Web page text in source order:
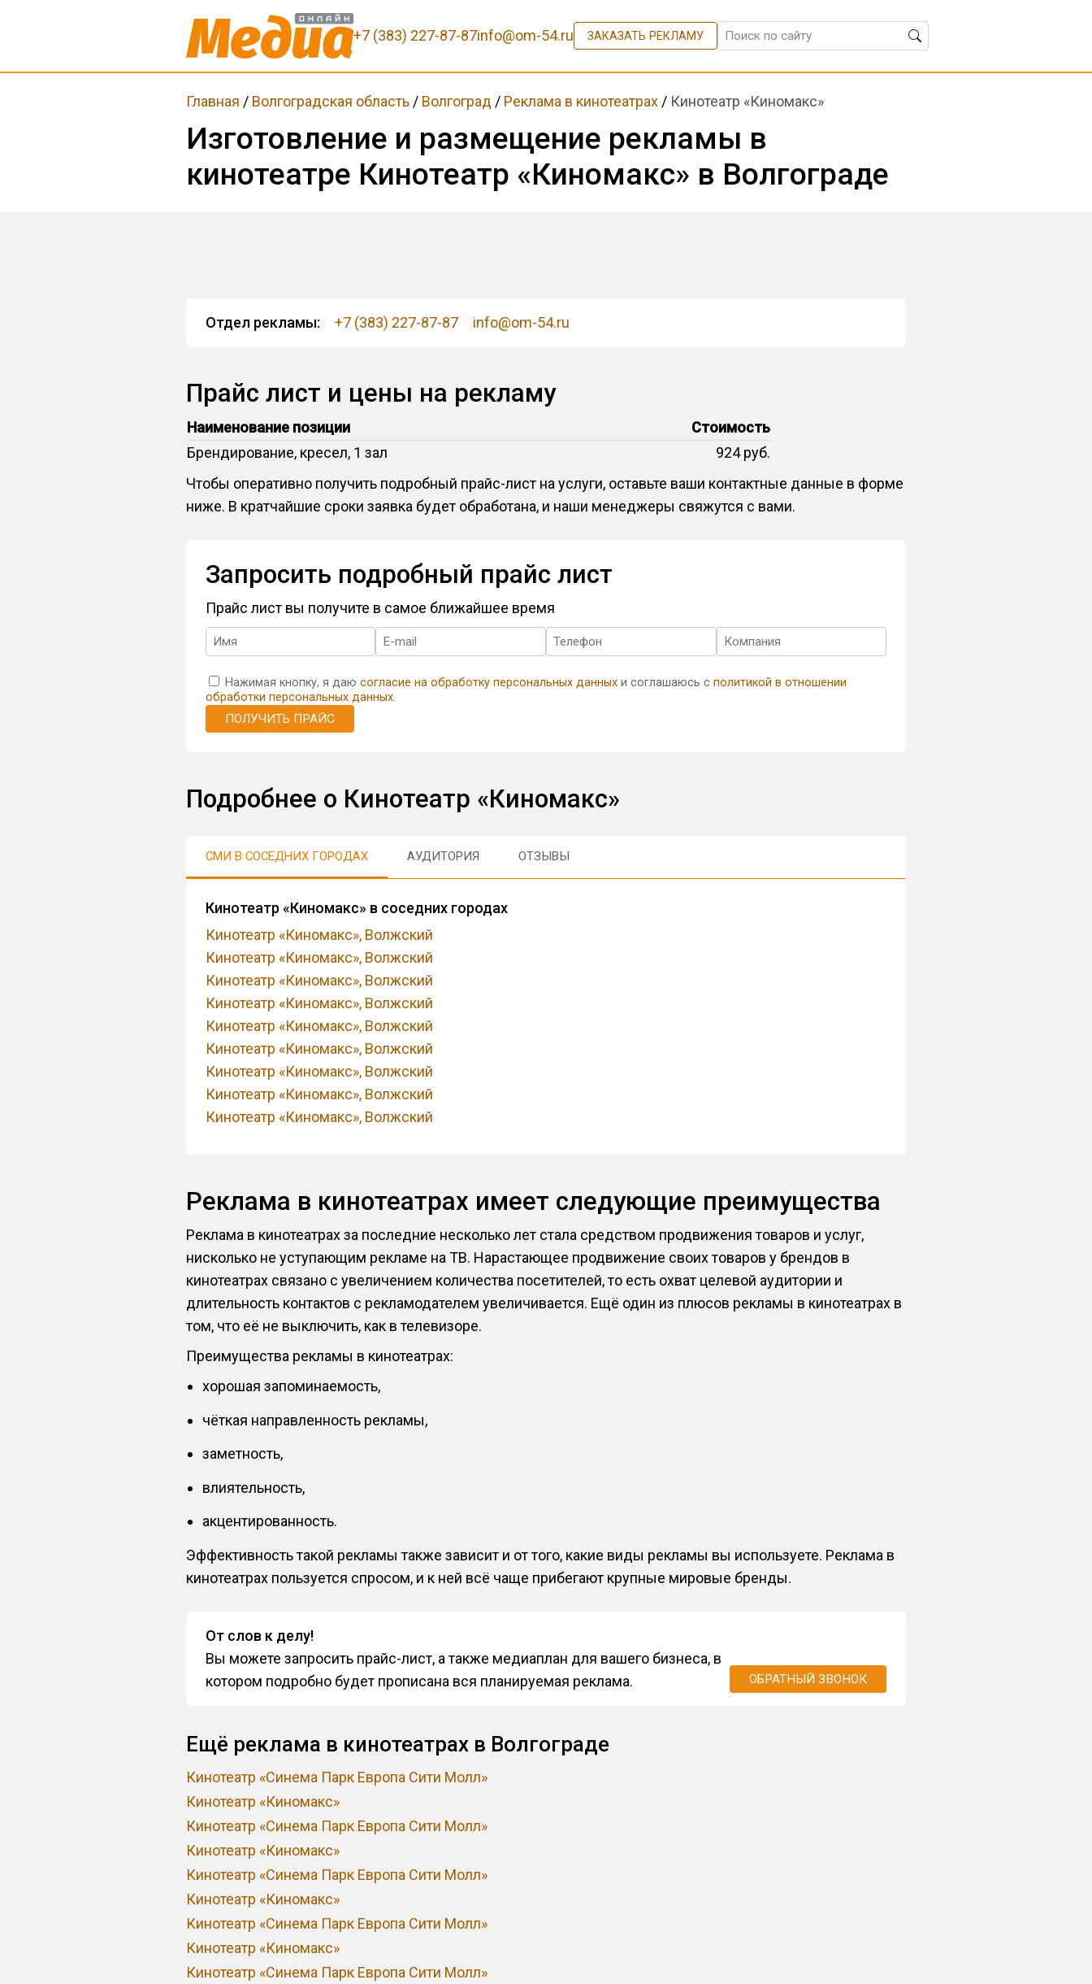
+7 (383) 227-87-87info@om-54.ru ЗАКАЗАТЬ РЕКЛАМУ
Главная / Волгоградская область/ Волгоград / Реклама в кинотеатрах/ Кинотеатр «Киномакс»
Изготовление и размещение рекламы в
кинотеатре Кинотеатр «Киномакс» в Волгограде
Отдел рекламы: +7 (383) 227-87-87 info@om-54.ru
Прайс лист и цены на рекламу
Наименование позиции
Стоимость
Брендирование, кресел, 1 зал
924 руб.
Чтобы оперативно получить подробный прайс-лист на услуги, оставьте ваши контактные данные в форме
ниже. В кратчайшие сроки заявка будет обработана, и наши менеджеры свяжутся с вами.
Запросить подробный прайс лист
Прайс лист вы получите в самое ближайшее время
Нажимая кнопку, я даю согласие на обработку персональных данныхи соглашаюсь с политикой в отношении
обработки персональных данных.
ПОЛУЧИТЬ ПРАЙС
Подробнее о Кинотеатр «Киномакс»
СМИ В СОСЕДНИХ ГОРОДАХ АУДИТОРИЯ ОТЗЫВЫ
Кинотеатр «Киномакс» в соседних городах
Кинотеатр «Киномакс», Волжский
Кинотеатр «Киномакс», Волжский
Кинотеатр «Киномакс», Волжский
Кинотеатр «Киномакс», Волжский
Кинотеатр «Киномакс», Волжский
Кинотеатр «Киномакс», Волжский
Кинотеатр «Киномакс», Волжский
Кинотеатр «Киномакс», Волжский
Кинотеатр «Киномакс», Волжский
Реклама в кинотеатрах имеет следующие преимущества
Реклама в кинотеатрах за последние несколько лет стала средством продвижения товаров и услуг,
нисколько не уступающим рекламе на ТВ. Нарастающее продвижение своих товаров у брендов в
кинотеатрах связано с увеличением количества посетителей, то есть охват целевой аудитории и
длительность контактов с рекламодателем увеличивается. Ещё один из плюсов рекламы в кинотеатрах в
том, что её не выключить, как в телевизоре.
Преимущества рекламы в кинотеатрах:
хорошая запоминаемость,
чёткая направленность рекламы,
заметность,
влиятельность,
акцентированность.
Эффективность такой рекламы также зависит и от того, какие виды рекламы вы используете. Реклама в
кинотеатрах пользуется спросом, и к ней всё чаще прибегают крупные мировые бренды.
От слов к делу!
Вы можете запросить прайс-лист, а также медиаплан для вашего бизнеса, в
котором подробно будет прописана вся планируемая реклама.
ОБРАТНЫЙ ЗВОНОК
Ещё реклама в кинотеатрах в Волгограде
Кинотеатр «Синема Парк Европа Сити Молл»
Кинотеатр «Киномакс»
Кинотеатр «Синема Парк Европа Сити Молл»
Кинотеатр «Киномакс»
Кинотеатр «Синема Парк Европа Сити Молл»
Кинотеатр «Киномакс»
Кинотеатр «Синема Парк Европа Сити Молл»
Кинотеатр «Киномакс»
Кинотеатр «Синема Парк Европа Сити Молл»